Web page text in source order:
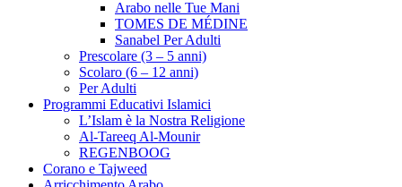
Arabo nelle Tue Mani
TOMES DE MÉDINE
Sanabel Per Adulti
Prescolare (3 – 5 anni)
Scolaro (6 – 12 anni)
Per Adulti
Programmi Educativi Islamici
L’Islam è la Nostra Religione
Al-Tareeq Al-Mounir
REGENBOOG
Corano e Tajweed